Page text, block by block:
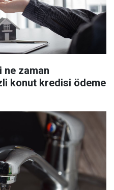
zaman
konut kredisi ödeme